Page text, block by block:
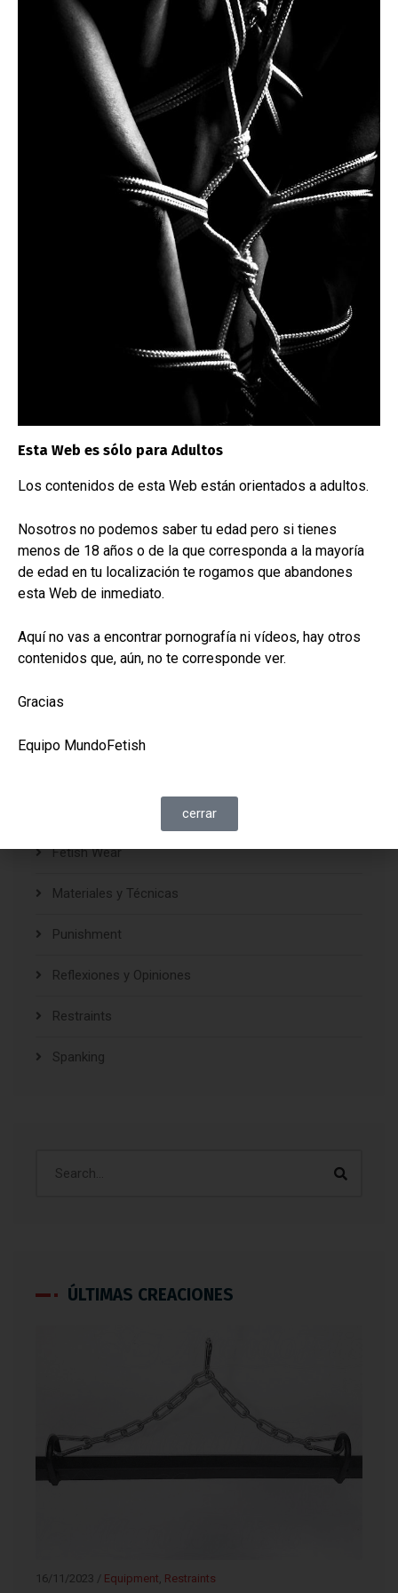
Inmovilización Acolchada
Esposas, tobillero, muslero y collar con
interior mullido para no dejar ni marcas.
Conjunto completo de inmovilización en piel
Fetish Wear
Materiales y Técnicas
Punishment
Reflexiones y Opiniones
Restraints
Spanking
ÚLTIMAS CREACIONES
16/11/2023 / Equipment Restraints
Esta Web es sólo para Adultos
Los contenidos de esta Web están orientados a adultos.
Nosotros no podemos saber tu edad pero si tienes
menos de 18 años o de la que corresponda a la mayoría
de edad en tu localización te rogamos que abandones
esta Web de inmediato.
Aquí no vas a encontrar pornografía ni vídeos, hay otros
contenidos que, aún, no te corresponde ver.
Gracias
Equipo MundoFetish
cerrar